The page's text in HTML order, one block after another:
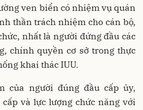
ven biển có nhiệm vụ quán
thần trách nhiệm cho cán bộ,
nhất là người đứng đầu các
chính quyền cơ sở trong thực
khai thác IUU.
của người đúng đầu cấp ủy,
và lực lượng chức năng với